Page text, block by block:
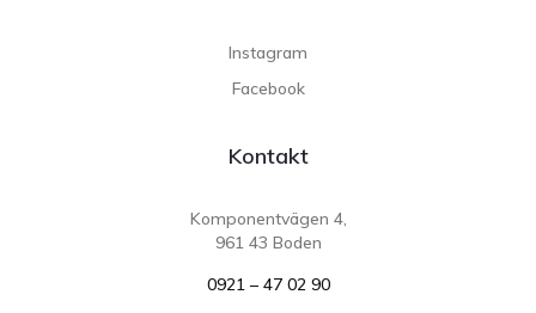
Instagram
Facebook
Kontakt
Komponentvägen 4,
961 43 Boden
0921 – 47 02 90